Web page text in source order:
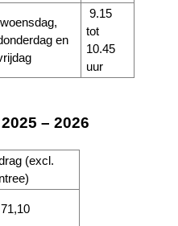
woensdag,
en
9.15
tot
10.45
uur
– 2026
(excl.